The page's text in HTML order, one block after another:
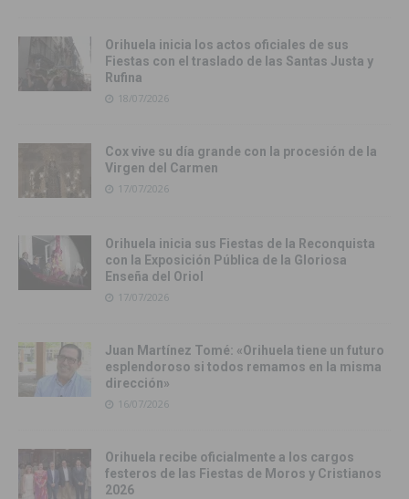
Orihuela inicia los actos oficiales de sus
Fiestas con el traslado de las Santas Justa y
Rufina
18/07/2026
Cox vive su día grande con la procesión de la
Virgen del Carmen
17/07/2026
Orihuela inicia sus Fiestas de la Reconquista
con la Exposición Pública de la Gloriosa
Enseña del Oriol
17/07/2026
Juan Martínez Tomé: «Orihuela tiene un futuro
esplendoroso si todos remamos en la misma
dirección»
16/07/2026
Orihuela recibe oficialmente a los cargos
festeros de las Fiestas de Moros y Cristianos
2026